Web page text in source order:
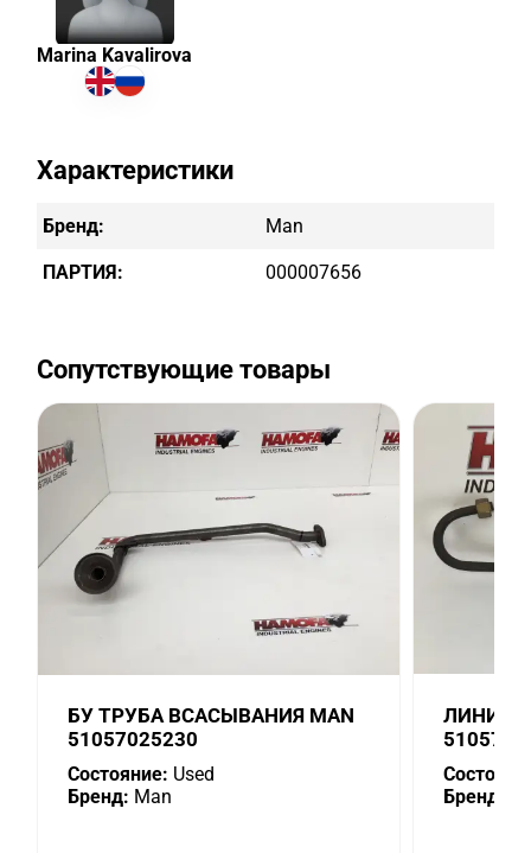
Marina Kavalirova
Характеристики
Бренд: Man
ПАРТИЯ: 000007656
Сопутствующие товары
БУ ТРУБА ВСАСЫВАНИЯ MAN
51057025230
Состояние: Used
Бренд: Man
ЛИНИЯ
Бренд: